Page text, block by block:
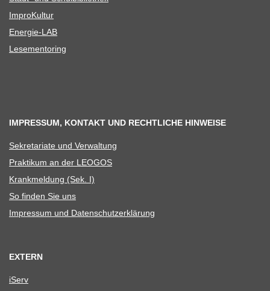
Impro­Kul­tur
Ener­­gie-LAB
Lese­men­to­ring
IMPRESSUM, KONTAKT UND RECHTLICHE HINWEISE
Sekre­ta­riate und Verwaltung
Prak­ti­kum an der LEOGOS
Krank­mel­dung (Sek. I)
So fin­den Sie uns
Impres­sum und Datenschutzerklärung
EXTERN
iServ